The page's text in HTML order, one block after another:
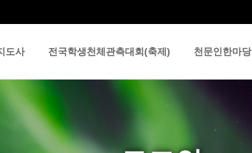
도사 전국학생천체관측대회(축제) 천문인한마당